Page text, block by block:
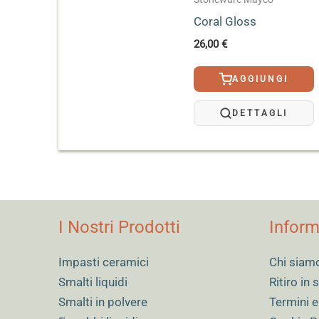
Coral Gloss
26,00€
AGGIUNGI
DETTAGLI
I Nostri Prodotti
Impasti ceramici
Smalti liquidi
Smalti in polvere
Chi
Ritiro in
Termini